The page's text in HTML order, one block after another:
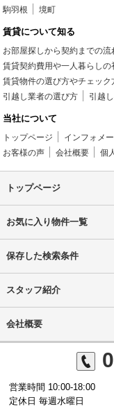
駒羽根
境町
賃貸について知る
お部屋探しから契約までの流
賃貸契約費用や一人暮らしの
賃貸物件の選び方やチェック
引越し業者の選び方
引越
当社について
トップページ インフォメ
お客様の声
会社概要 個
トップページ
お気に入り物件一覧
保存した検索条件
スタッフ紹介
会社概要
営業時間 10:00-18:00
定休日 毎週水曜日